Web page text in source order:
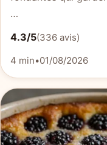
…
4.3/5(336 avis)
4 min•01/08/2026